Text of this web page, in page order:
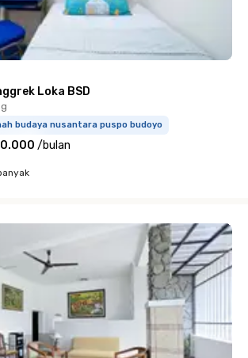
Loka BSD
budaya nusantara puspo budoyo
/bulan